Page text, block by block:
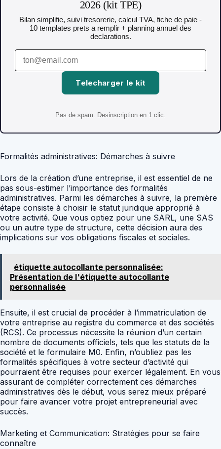
2026 (kit TPE)
Bilan simplifie, suivi tresorerie, calcul TVA, fiche de paie -
10 templates prets a remplir + planning annuel des
declarations.
Telecharger le kit
Pas de spam. Desinscription en 1 clic.
Formalités administratives: Démarches à suivre
Lors de la création d’une entreprise, il est essentiel de ne
pas sous-estimer l’importance des formalités
administratives. Parmi les démarches à suivre, la première
étape consiste à choisir le statut juridique approprié à
votre activité. Que vous optiez pour une SARL, une SAS
ou un autre type de structure, cette décision aura des
implications sur vos obligations fiscales et sociales.
étiquette autocollante personnalisée:
Présentation de l'étiquette autocollante
personnalisée
Ensuite, il est crucial de procéder à l’immatriculation de
votre entreprise au registre du commerce et des sociétés
(RCS). Ce processus nécessite la réunion d’un certain
nombre de documents officiels, tels que les statuts de la
société et le formulaire M0. Enfin, n’oubliez pas les
formalités spécifiques à votre secteur d’activité qui
pourraient être requises pour exercer légalement. En vous
assurant de compléter correctement ces démarches
administratives dès le début, vous serez mieux préparé
pour faire avancer votre projet entrepreneurial avec
succès.
Marketing et Communication: Stratégies pour se faire
connaître